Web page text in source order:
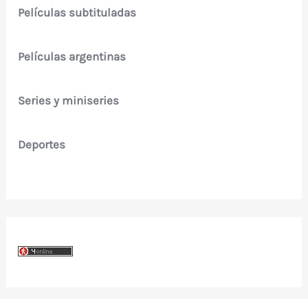
Películas subtituladas
Películas argentinas
Series y miniseries
Deportes